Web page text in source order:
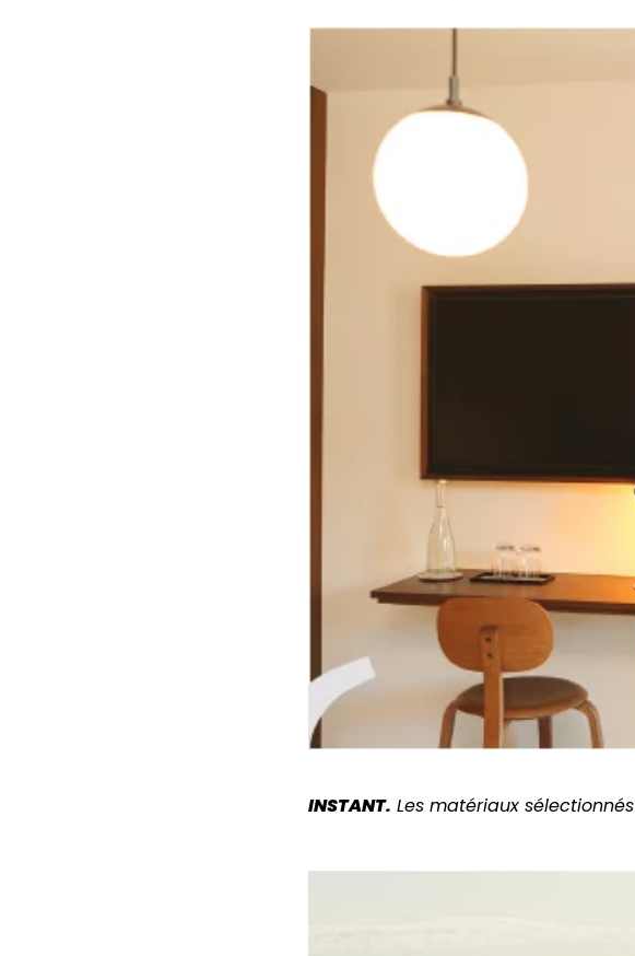
INSTANT. Les matériaux sélectionnés